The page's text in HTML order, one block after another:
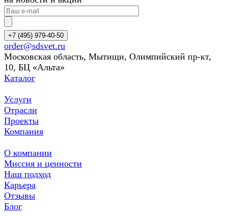
+7 (495) 979-40-50
order@sdsvet.ru
Московская область, Мытищи, Олимпийский пр-кт,
10, БЦ «Альта»
Каталог
Услуги
Отрасли
Проекты
Компания
О компании
Миссия и ценности
Наш подход
Карьера
Отзывы
Блог